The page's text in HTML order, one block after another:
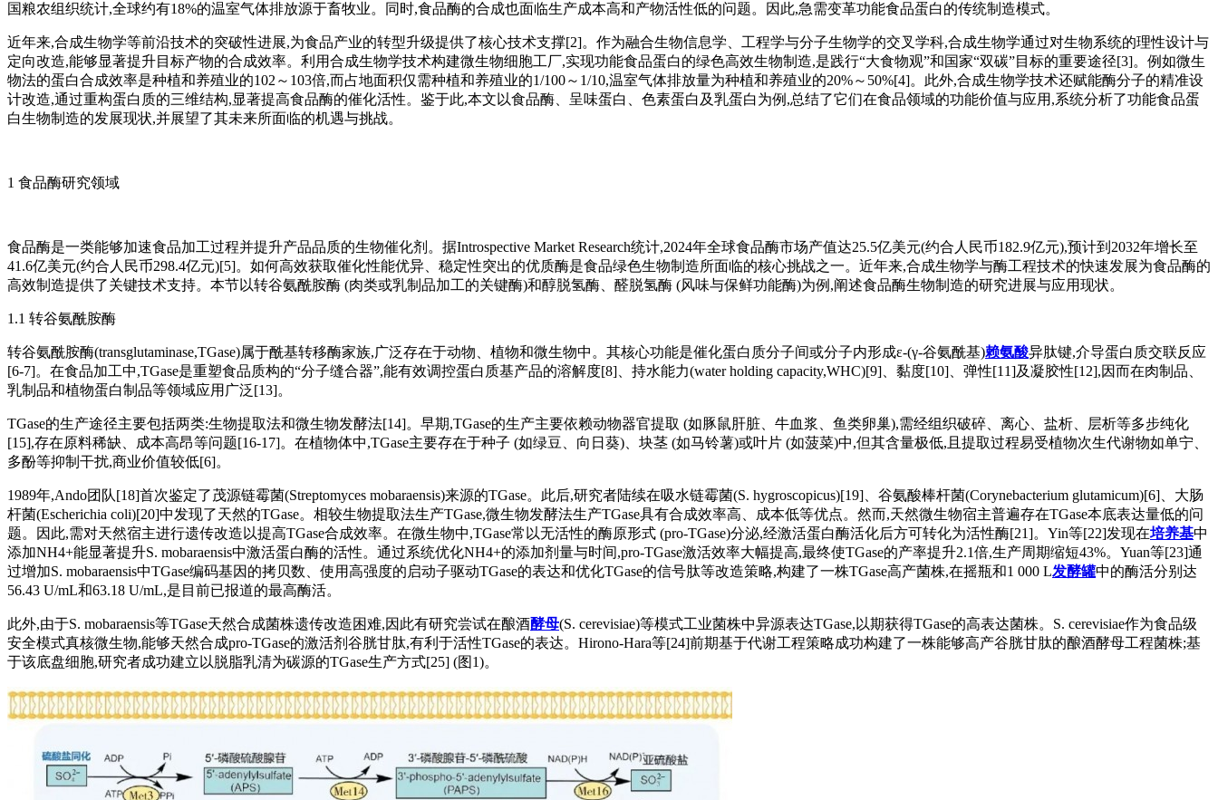
国粮农组织统计,全球约有18%的温室气体排放源于畜牧业。同时,食品酶的合成也面临生产成本高和产物活性低的问题。因此,急需变革功能食品蛋白的传统制造模式。
近年来,合成生物学等前沿技术的突破性进展,为食品产业的转型升级提供了核心技术支撑[2]。作为融合生物信息学、工程学与分子生物学的交叉学科,合成生物学通过对生物系统的理性设计与
定向改造,能够显著提升目标产物的合成效率。利用合成生物学技术构建微生物细胞工厂,实现功能食品蛋白的绿色高效生物制造,是践行“大食物观”和国家“双碳”目标的重要途径[3]。例如微生
物法的蛋白合成效率是种植和养殖业的102～103倍,而占地面积仅需种植和养殖业的1/100～1/10,温室气体排放量为种植和养殖业的20%～50%[4]。此外,合成生物学技术还赋能酶分子的精准设
计改造,通过重构蛋白质的三维结构,显著提高食品酶的催化活性。鉴于此,本文以食品酶、呈味蛋白、色素蛋白及乳蛋白为例,总结了它们在食品领域的功能价值与应用,系统分析了功能食品蛋
白生物制造的发展现状,并展望了其未来所面临的机遇与挑战。
1 食品酶研究领域
食品酶是一类能够加速食品加工过程并提升产品品质的生物催化剂。据Introspective Market Research统计,2024年全球食品酶市场产值达25.5亿美元(约合人民币182.9亿元),预计到2032年增长至
41.6亿美元(约合人民币298.4亿元)[5]。如何高效获取催化性能优异、稳定性突出的优质酶是食品绿色生物制造所面临的核心挑战之一。近年来,合成生物学与酶工程技术的快速发展为食品酶的
高效制造提供了关键技术支持。本节以转谷氨酰胺酶 (肉类或乳制品加工的关键酶)和醇脱氢酶、醛脱氢酶 (风味与保鲜功能酶)为例,阐述食品酶生物制造的研究进展与应用现状。
1.1 转谷氨酰胺酶
转谷氨酰胺酶(transglutaminase,TGase)属于酰基转移酶家族,广泛存在于动物、植物和微生物中。其核心功能是催化蛋白质分子间或分子内形成ε-(γ-谷氨酰基)赖氨酸异肽键,介导蛋白质交联反应
[6-7]。在食品加工中,TGase是重塑食品质构的“分子缝合器”,能有效调控蛋白质基产品的溶解度[8]、持水能力(water holding capacity,WHC)[9]、黏度[10]、弹性[11]及凝胶性[12],因而在肉制品、
乳制品和植物蛋白制品等领域应用广泛[13]。
TGase的生产途径主要包括两类:生物提取法和微生物发酵法[14]。早期,TGase的生产主要依赖动物器官提取 (如豚鼠肝脏、牛血浆、鱼类卵巢),需经组织破碎、离心、盐析、层析等多步纯化
[15],存在原料稀缺、成本高昂等问题[16-17]。在植物体中,TGase主要存在于种子 (如绿豆、向日葵)、块茎 (如马铃薯)或叶片 (如菠菜)中,但其含量极低,且提取过程易受植物次生代谢物如单宁、
多酚等抑制干扰,商业价值较低[6]。
1989年,Ando团队[18]首次鉴定了茂源链霉菌(Streptomyces mobaraensis)来源的TGase。此后,研究者陆续在吸水链霉菌(S. hygroscopicus)[19]、谷氨酸棒杆菌(Corynebacterium glutamicum)[6]、大肠
杆菌(Escherichia coli)[20]中发现了天然的TGase。相较生物提取法生产TGase,微生物发酵法生产TGase具有合成效率高、成本低等优点。然而,天然微生物宿主普遍存在TGase本底表达量低的问
题。因此,需对天然宿主进行遗传改造以提高TGase合成效率。在微生物中,TGase常以无活性的酶原形式 (pro-TGase)分泌,经激活蛋白酶活化后方可转化为活性酶[21]。Yin等[22]发现在培养基中
添加NH4+能显著提升S. mobaraensis中激活蛋白酶的活性。通过系统优化NH4+的添加剂量与时间,pro-TGase激活效率大幅提高,最终使TGase的产率提升2.1倍,生产周期缩短43%。Yuan等[23]通
过增加S. mobaraensis中TGase编码基因的拷贝数、使用高强度的启动子驱动TGase的表达和优化TGase的信号肽等改造策略,构建了一株TGase高产菌株,在摇瓶和1 000 L发酵罐中的酶活分别达
56.43 U/mL和63.18 U/mL,是目前已报道的最高酶活。
此外,由于S. mobaraensis等TGase天然合成菌株遗传改造困难,因此有研究尝试在酿酒酵母(S. cerevisiae)等模式工业菌株中异源表达TGase,以期获得TGase的高表达菌株。S. cerevisiae作为食品级
安全模式真核微生物,能够天然合成pro-TGase的激活剂谷胱甘肽,有利于活性TGase的表达。Hirono-Hara等[24]前期基于代谢工程策略成功构建了一株能够高产谷胱甘肽的酿酒酵母工程菌株;基
于该底盘细胞,研究者成功建立以脱脂乳清为碳源的TGase生产方式[25] (图1)。